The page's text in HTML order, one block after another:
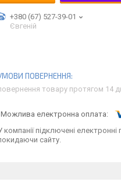
+380 (67) 527-39-01
Євгеній
товару протягом 14
компанії підключені
сайту.